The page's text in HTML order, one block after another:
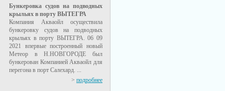
Бункеровка судов на подводных
крыльях в порту ВЫТЕГРА
Компания Акваойл осуществила
бункеровку судов на подводных
крыльях в порту ВЫТЕГРА. 06 09
2021 впервые построенный новый
Метеор в Н.НОВГОРОДЕ был
бункерован Компанией Акваойл для
перегона в порт Салехард. ...
> подробнее